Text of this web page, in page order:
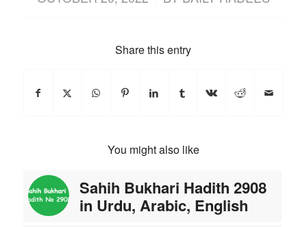
Share this entry
You might also like
Sahih Bukhari Hadith 2908
in Urdu, Arabic, English